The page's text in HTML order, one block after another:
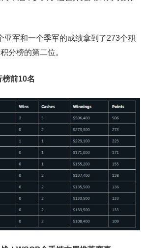
亚军和一个季军的成绩拿到了273个积
分榜的第二位。
前10名